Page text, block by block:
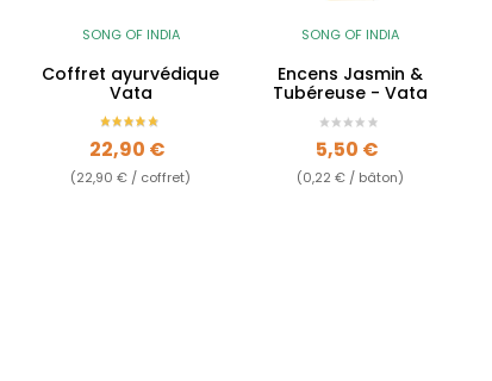
SONG OF INDIA
Coffret ayurvédique
Vata
Prix
22,90 €
(22,90 € / coffret)
SONG OF INDIA
Encens Jasmin &
Tubéreuse - Vata
Prix
5,50 €
(0,22 € / bâton)